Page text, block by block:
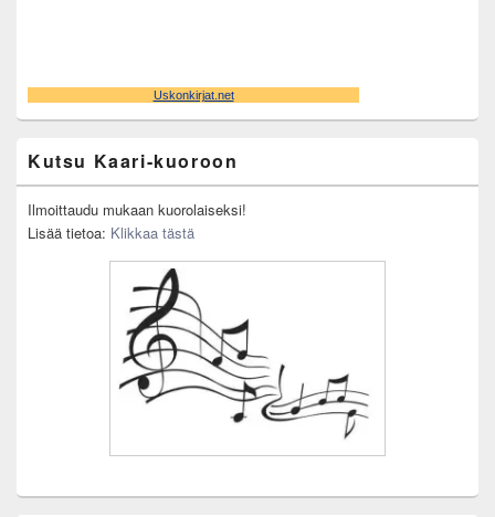
Kutsu Kaari-kuoroon
Ilmoittaudu mukaan kuorolaiseksi!
Lisää tietoa: Klikkaa tästä